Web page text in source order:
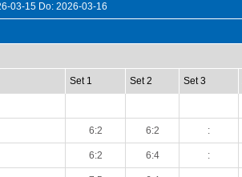
03-15 Do: 2026-03-16
Set 1 Set 2 Set 3
6:2 6:2 :
6:2 6:4 :